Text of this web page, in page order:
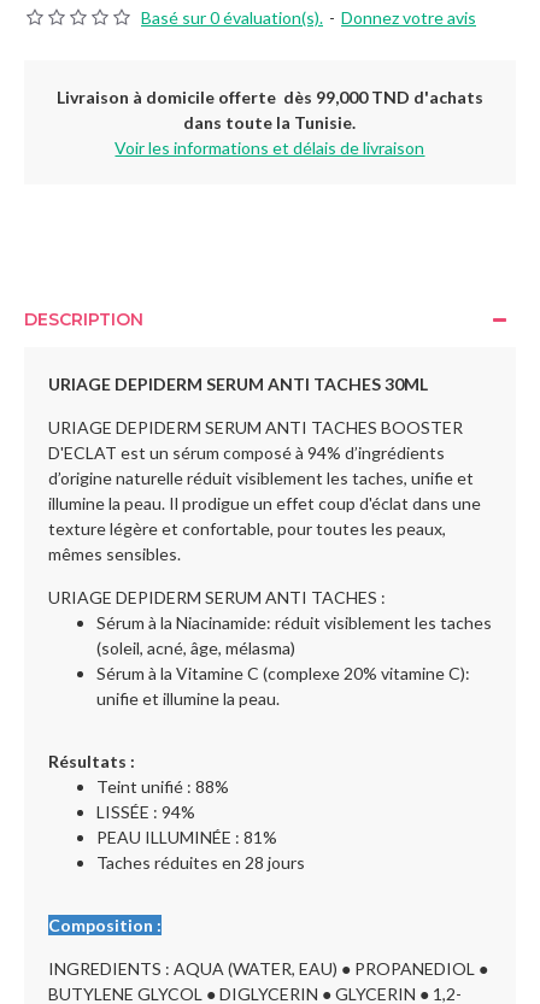
Basé sur 0 évaluation(s). - Donnez votre avis
Livraison à domicile offerte dès 99,000 TND d'achats
dans toute la Tunisie.
Voir les informations et délais de livraison
DESCRIPTION
URIAGE DEPIDERM SERUM ANTI TACHES 30ML
URIAGE DEPIDERM SERUM ANTI TACHES BOOSTER
D'ECLAT est un sérum composé à 94% d’ingrédients
d’origine naturelle réduit visiblement les taches, unifie et
illumine la peau. Il prodigue un effet coup d'éclat dans une
texture légère et confortable, pour toutes les peaux,
mêmes sensibles.
URIAGE DEPIDERM SERUM ANTI TACHES :
Sérum à la Niacinamide: réduit visiblement les taches
(soleil, acné, âge, mélasma)
Sérum à la Vitamine C (complexe 20% vitamine C):
unifie et illumine la peau.
Résultats :
Teint unifié : 88%
LISSÉE : 94%
PEAU ILLUMINÉE : 81%
Taches réduites en 28 jours
Composition :
INGREDIENTS : AQUA (WATER, EAU) ● PROPANEDIOL ●
BUTYLENE GLYCOL ● DIGLYCERIN ● GLYCERIN ● 1,2-